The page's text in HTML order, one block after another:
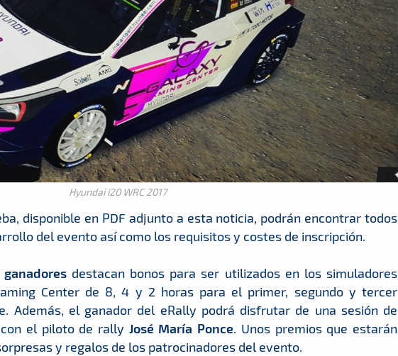
Hyundai i20 WRC 2017
disponible en PDF adjunto a esta noticia, podrán encontrar todos
del evento así como los requisitos y costes de inscripción.
destacan bonos para ser utilizados en los simuladores
Center de 8, 4 y 2 horas para el primer, segundo y tercer
Además, el ganador del eRally podrá disfrutar de una sesión de
el piloto de rally José María Ponce. Unos premios que estarán
y regalos de los patrocinadores del evento.